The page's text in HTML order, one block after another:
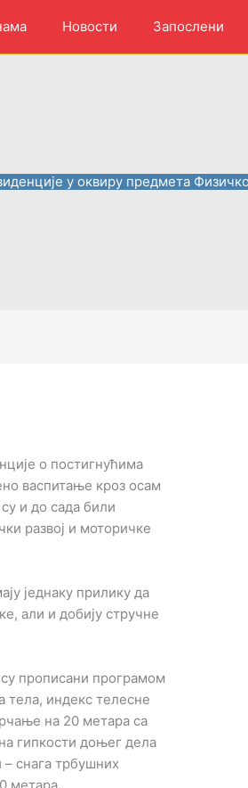
Новости Запослени
у оквиру предмета
о постигнућима
васпитање кроз осам
и до сада били
развој и моторичке
једнаку прилику да
али и добију стручне
прописани програмом
тела, индекс телесне
на 20 метара са
гипкости доњег дела
снага трбушних